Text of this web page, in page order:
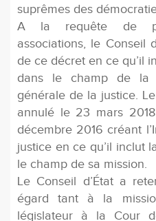
suprêmes des
A la requête de
associations, le Conseil
de ce décret en ce qu’il
dans le champ de la
générale de la justice.
annulé le 23 mars
décembre 2016 créant
justice en ce qu’il inclut
le champ de sa mission.
Le Conseil d’État a
égard tant à la
législateur à la Cour